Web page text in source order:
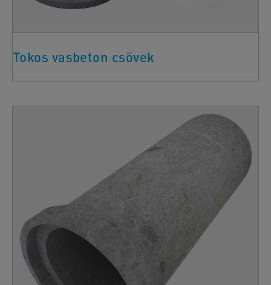
Tokos vasbeton csövek